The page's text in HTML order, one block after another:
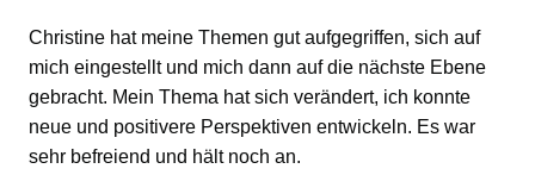
Christine hat meine Themen gut aufgegriffen, sich auf
mich eingestellt und mich dann auf die nächste Ebene
gebracht. Mein Thema hat sich verändert, ich konnte
neue und positivere Perspektiven entwickeln. Es war
sehr befreiend und hält noch an.